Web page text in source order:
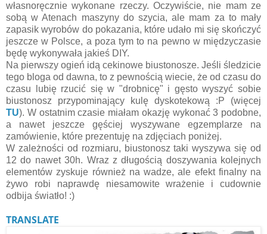
własnoręcznie wykonane rzeczy. Oczywiście, nie mam ze
sobą w Atenach maszyny do szycia, ale mam za to mały
zapasik wyrobów do pokazania, które udało mi się skończyć
jeszcze w Polsce, a poza tym to na pewno w międzyczasie
będę wykonywała jakieś DIY.
Na pierwszy ogień idą cekinowe biustonosze. Jeśli śledzicie
tego bloga od dawna, to z pewnością wiecie, że od czasu do
czasu lubię rzucić się w "drobnicę" i gęsto wyszyć sobie
biustonosz przypominający kulę dyskotekową :P (więcej
TU). W ostatnim czasie miałam okazję wykonać 3 podobne,
a nawet jeszcze gęściej wyszywane egzemplarze na
zamówienie, które prezentuję na zdjęciach poniżej.
W zależności od rozmiaru, biustonosz taki wyszywa się od
12 do nawet 30h. Wraz z długością doszywania kolejnych
elementów zyskuje również na wadze, ale efekt finalny na
żywo robi naprawdę niesamowite wrażenie i cudownie
odbija światło! :)
TRANSLATE